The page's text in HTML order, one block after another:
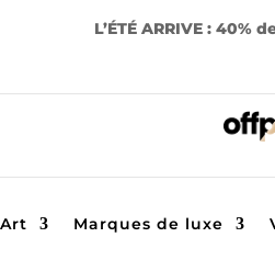
L’ÉTÉ ARRIVE : 40%
Marques de luxe